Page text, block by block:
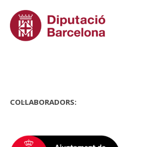
COL·LABORADORS: